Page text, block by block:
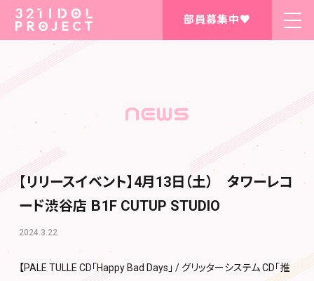
部員募集中♥
【リリースイベント】4月13日（土） タワーレコ
ード渋谷店 Ｂ1F CUTUP STUDIO
2024.3.22
【PALE TULLE CD「Happy Bad Days」 / グリッターシステム CD「推